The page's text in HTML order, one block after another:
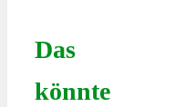
Das
könnte